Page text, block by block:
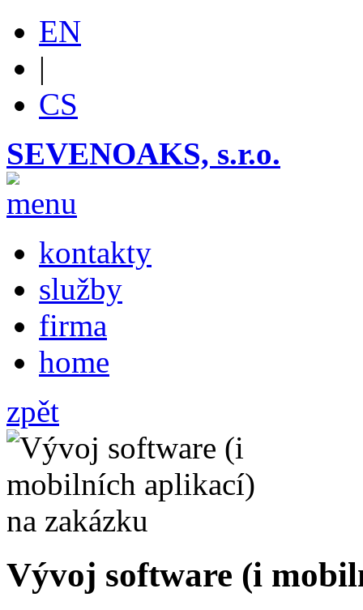
EN
|
CS
SEVENOAKS, s.r.o.
kontakty
služby
firma
home
zpět
Vývoj software (i